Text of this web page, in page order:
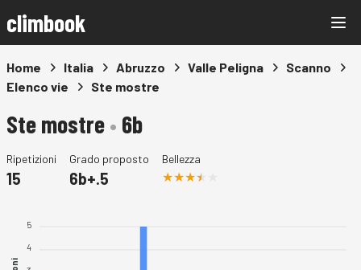
climbook
Home Italia Abruzzo Valle Peligna
Scanno
Elenco vie
Ste mostre
Ste mostre• 6b
Ripetizioni
15
Grado proposto
6b+.5
Bellezza
5
4